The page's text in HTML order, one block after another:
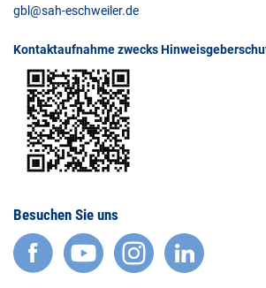
gbl@sah-eschweiler.de
Kontaktaufnahme zwecks
Besuchen Sie uns
facebook
YouTube
Instagram